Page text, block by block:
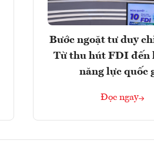
Bước ngoặt tư duy
Từ thu hút FDI đến
năng lực quốc
Đọc ngay